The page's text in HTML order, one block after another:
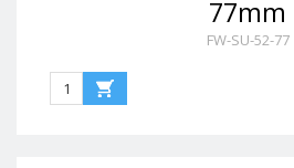
77mm
FW-SU-52-77